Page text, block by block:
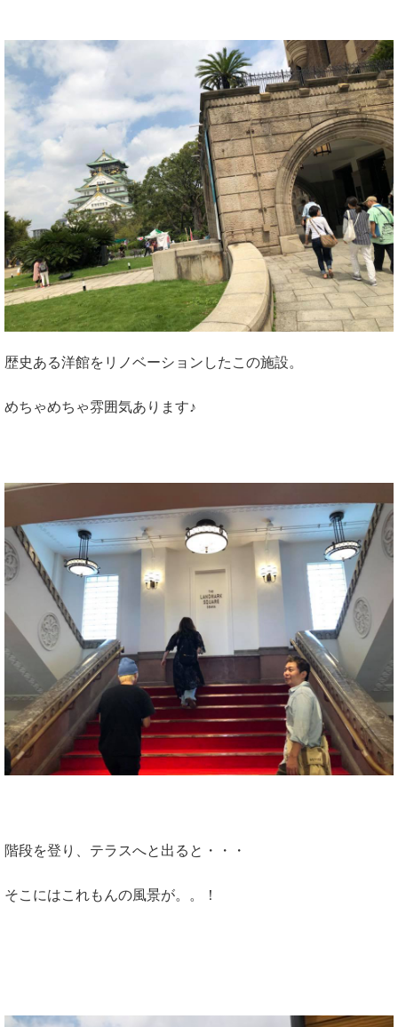
歴史ある洋館をリノベーションしたこの施設。
めちゃめちゃ雰囲気あります♪
階段を登り、テラスへと出ると・・・
そこにはこれもんの風景が。。！